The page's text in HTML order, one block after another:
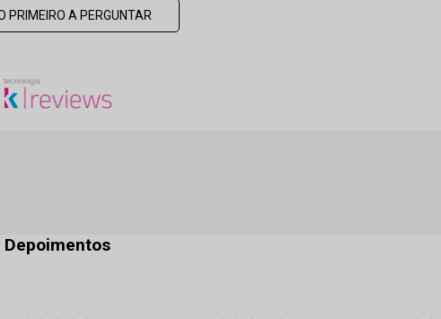
PRIMEIRO A PERGUNTAR
Depoimentos